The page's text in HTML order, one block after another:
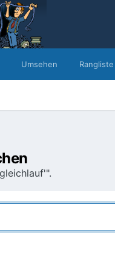
Umsehen Rangliste